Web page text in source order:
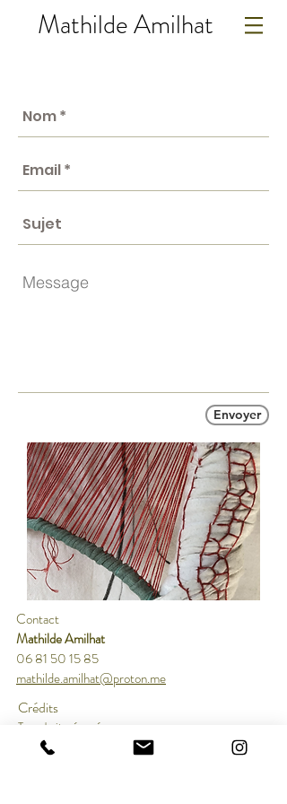
Mathilde Amilhat
Envoyer
Contact​
Mathilde Amilhat
06 81 50 15 85
mathilde.amilhat@proton.me
Crédits
Tous droits réservés
Le contenu de ce site est protégé par les traités
internationaux sur le copyright et la propriété